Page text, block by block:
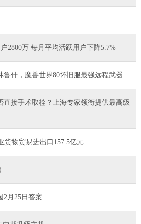
2800万 每月平均活跃用户下降5.7%
鲁什，魔兽世界80怀旧服最强远程武器
直接手术取栓？上海专家领衔提供最高级
货物贸易进出口157.5亿元
2月25日答案